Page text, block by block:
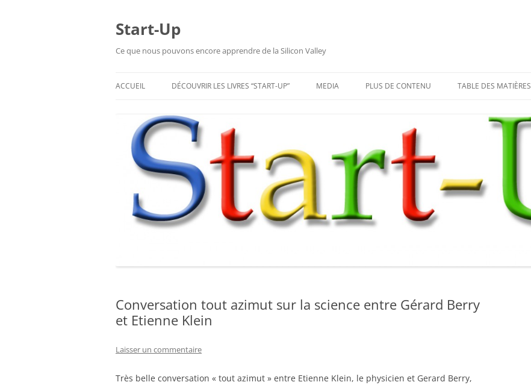
Start-Up
Ce que nous pouvons encore apprendre de la Silicon Valley
ACCUEIL DÉCOUVRIR LES LIVRES “START-UP” MEDIA PLUS DE CONTENU TABLE DES MATIÈRES
Conversation tout azimut sur la science entre Gérard Berry
et Etienne Klein
Laisser un commentaire
Très belle conversation « tout azimut » entre Etienne Klein, le physicien et Gerard Berry,